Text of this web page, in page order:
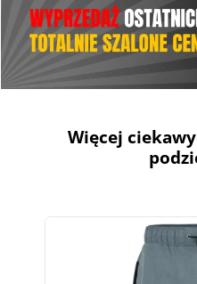
Więcej
Pomiń galerię produktów